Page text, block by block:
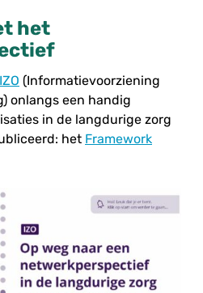
het
(Informatievoorziening
onlangs een handig
in de langdurige zorg
het Framework